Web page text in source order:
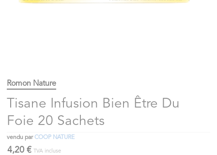
Romon Nature
Tisane Infusion Bien Être Du
Foie 20 Sachets
vendu parCOOP NATURE
4,20 € TVA incluse